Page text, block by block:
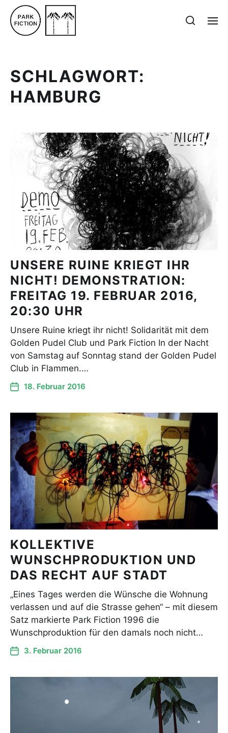
SCHLAGWORT:
HAMBURG
UNSERE RUINE KRIEGT IHR
NICHT! DEMONSTRATION:
FREITAG 19. FEBRUAR 2016,
20:30 UHR
Unsere Ruine kriegt ihr nicht! Solidarität mit dem
Golden Pudel Club und Park Fiction In der Nacht
von Samstag auf Sonntag stand der Golden Pudel
Club in Flammen.…
18. Februar 2016
KOLLEKTIVE
WUNSCHPRODUKTION UND
DAS RECHT AUF STADT
„Eines Tages werden die Wünsche die Wohnung
verlassen und auf die Strasse gehen“ – mit diesem
Satz markierte Park Fiction 1996 die
Wunschproduktion für den damals noch nicht…
3. Februar 2016